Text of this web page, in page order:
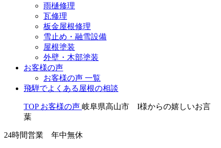
雨樋修理
瓦修理
板金屋根修理
雪止め・融雪設備
屋根塗装
外壁・木部塗装
お客様の声
お客様の声 一覧
飛騨でよくある屋根の相談
TOP お客様の声 岐阜県高山市 I様からの嬉しいお言
葉
24時間営業 年中無休